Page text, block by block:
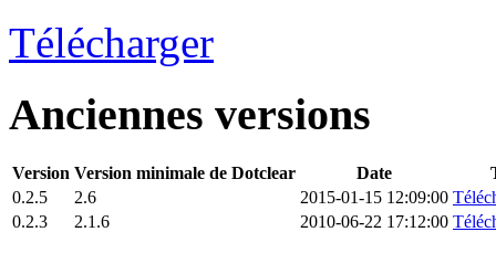
Télécharger
Anciennes versions
Version Version minimale de Dotclear Date
0.2.5
2.6 2015-01-15 12:09:00
0.2.3
2.1.6 2010-06-22 17:12:00